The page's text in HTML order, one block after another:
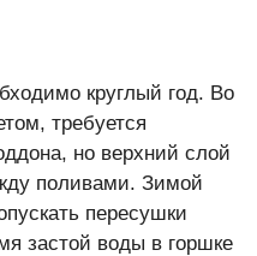
круглый год. Во
требуется
но верхний слой
поливами. Зимой
пересушки
застой воды в горшке